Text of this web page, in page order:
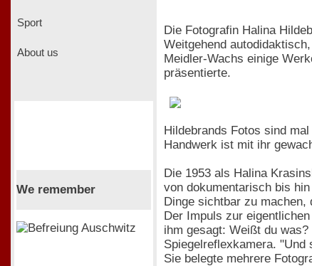
Sport
About us
We remember
Die Fotografin Halina
Weitgehend
Meidler-Wachs einige
präsentierte.
Hildebrands Fotos sind
Handwerk ist mit ihr
Die 1953 als Halina
von dokumentarisch bis
Dinge sichtbar zu machen,
Der Impuls zur
ihm gesagt: Weißt du
Spiegelreflexkamera. "Und
Sie belegte mehrere